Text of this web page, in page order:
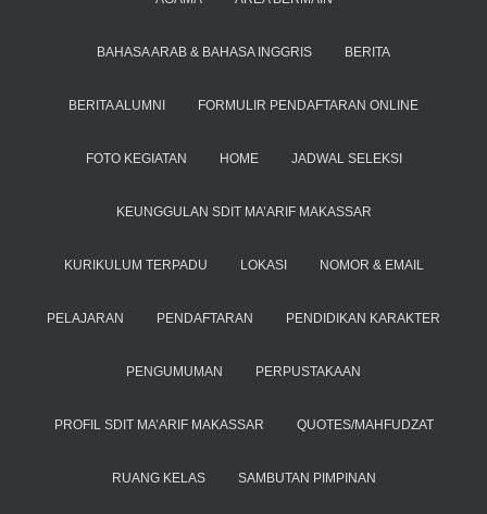
BAHASA ARAB & BAHASA INGGRIS BERITA
BERITA ALUMNI FORMULIR PENDAFTARAN ONLINE
FOTO KEGIATAN HOME JADWAL SELEKSI
KEUNGGULAN SDIT MA’ARIF MAKASSAR
KURIKULUM TERPADU LOKASI NOMOR & EMAIL
PELAJARAN PENDAFTARAN PENDIDIKAN KARAKTER
PENGUMUMAN PERPUSTAKAAN
PROFIL SDIT MA’ARIF MAKASSAR QUOTES/MAHFUDZAT
RUANG KELAS SAMBUTAN PIMPINAN